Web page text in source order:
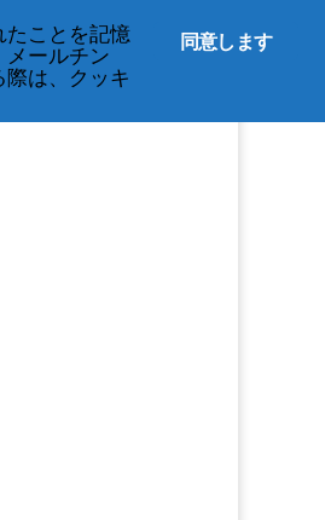
同意します
たことを記憶
メールチン
は、クッキ